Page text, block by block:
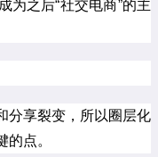
为之后“社交电商”的主
分享裂变，所以圈层化
点。